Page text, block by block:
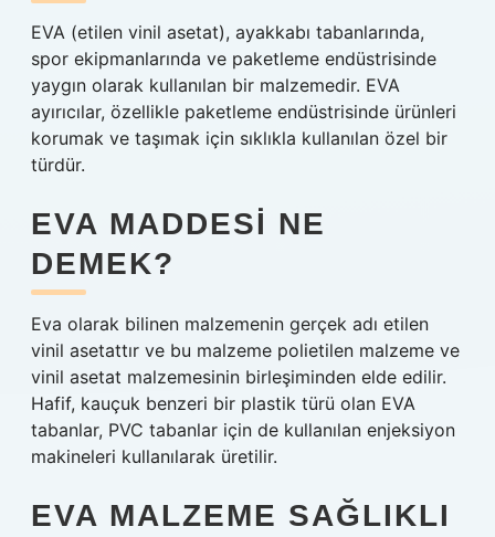
EVA (etilen vinil asetat), ayakkabı tabanlarında,
spor ekipmanlarında ve paketleme endüstrisinde
yaygın olarak kullanılan bir malzemedir. EVA
ayırıcılar, özellikle paketleme endüstrisinde ürünleri
korumak ve taşımak için sıklıkla kullanılan özel bir
türdür.
EVA MADDESI NE
DEMEK?
Eva olarak bilinen malzemenin gerçek adı etilen
vinil asetattır ve bu malzeme polietilen malzeme ve
vinil asetat malzemesinin birleşiminden elde edilir.
Hafif, kauçuk benzeri bir plastik türü olan EVA
tabanlar, PVC tabanlar için de kullanılan enjeksiyon
makineleri kullanılarak üretilir.
EVA MALZEME SAĞLIKLI